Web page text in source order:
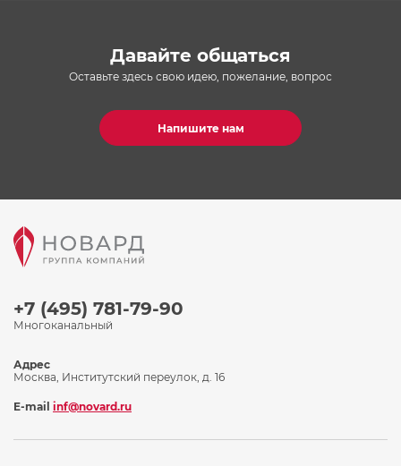
Давайте общаться
Оставьте здесь свою идею, пожелание, вопрос
Напишите нам
+7 (495) 781-79-90
Многоканальный
Адрес
Москва, Институтский переулок, д. 16
E-mail inf@novard.ru